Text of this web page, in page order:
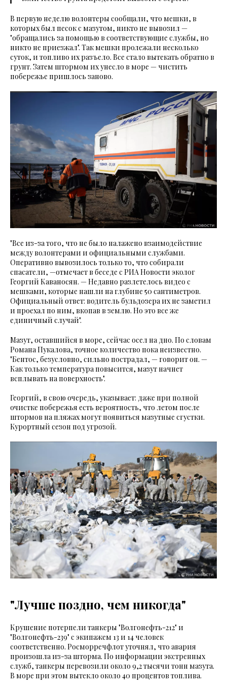
В первую неделю волонтеры сообщали, что мешки, в
которых был песок с мазутом, никто не вывозил —
"обращались за помощью в соответствующие службы, но
никто не приезжал". Так мешки пролежали несколько
суток, и топливо их разъело. Все стало вытекать обратно в
грунт. Затем штормом их унесло в море — чистить
побережье пришлось заново.
"Все из-за того, что не было налажено взаимодействие
между волонтерами и официальными службами.
Оперативно вывозилось только то, что собирали
спасатели, —отмечает в беседе с РИА Новости эколог
Георгий Каваносян. — Недавно разлетелось видео с
мешками, которые нашли на глубине 50 сантиметров.
Официальный ответ: водитель бульдозера их не заметил
и проехал по ним, вкопав в землю. Но это все же
единичный случай".
Мазут, оставшийся в море, сейчас осел на дно. По словам
Романа Пукалова, точное количество пока неизвестно.
"Бентос, безусловно, сильно пострадал, — говорит он. —
Как только температура повысится, мазут начнет
всплывать на поверхность".
Георгий, в свою очередь, указывает: даже при полной
очистке побережья есть вероятность, что летом после
штормов на пляжах могут появиться мазутные сгустки.
Курортный сезон под угрозой.
"Лучше поздно, чем никогда"
Крушение потерпели танкеры "Волгонефть-212" и
"Волгонефть-239" с экипажем 13 и 14 человек
соответственно. Росморречфлот уточнял, что авария
произошла из-за шторма. По информации экстренных
служб, танкеры перевозили около 9,2 тысячи тонн мазута.
В море при этом вытекло около 40 процентов топлива.